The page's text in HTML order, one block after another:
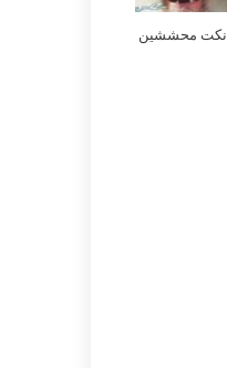
نكت محششين